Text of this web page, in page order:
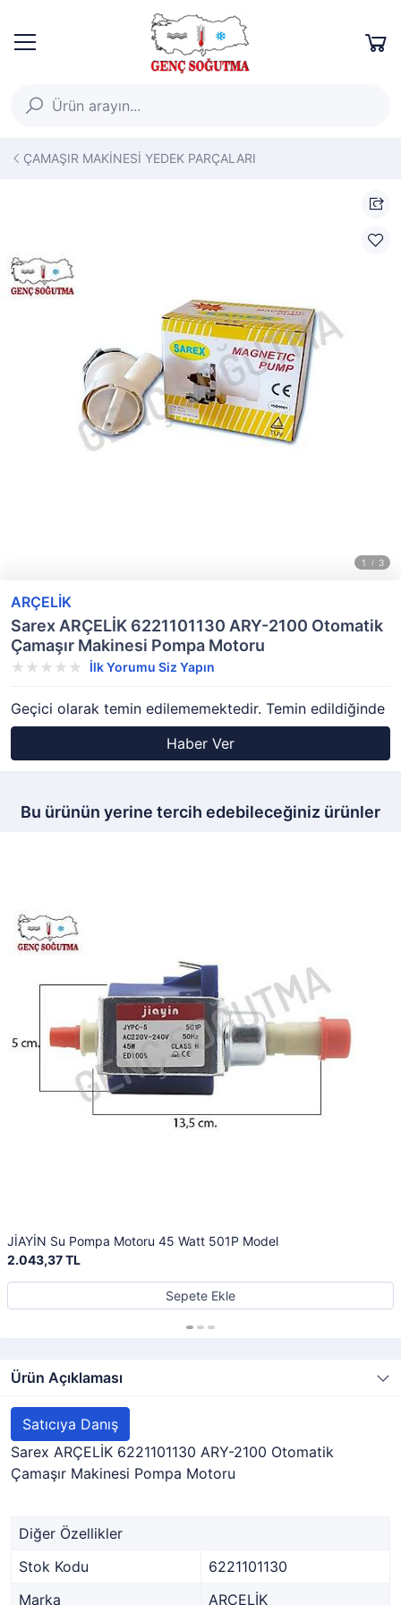
ÇAMAŞIR MAKİNESİ YEDEK PARÇALARI
ARÇELİK
Sarex ARÇELİK 6221101130 ARY-2100 Otomatik
Çamaşır Makinesi Pompa Motoru
İlk Yorumu Siz Yapın
Geçici olarak temin edilememektedir. Temin edildiğinde
Haber Ver
Bu ürünün yerine tercih edebileceğiniz ürünler
JİAYİN Su Pompa Motoru 45 Watt 501P Model
2.043,37 TL
Sepete Ekle
Ürün Açıklaması
Satıcıya Danış
Sarex ARÇELİK 6221101130 ARY-2100 Otomatik
Çamaşır Makinesi Pompa Motoru
Diğer Özellikler
Stok Kodu
6221101130
Marka
ARÇELİK